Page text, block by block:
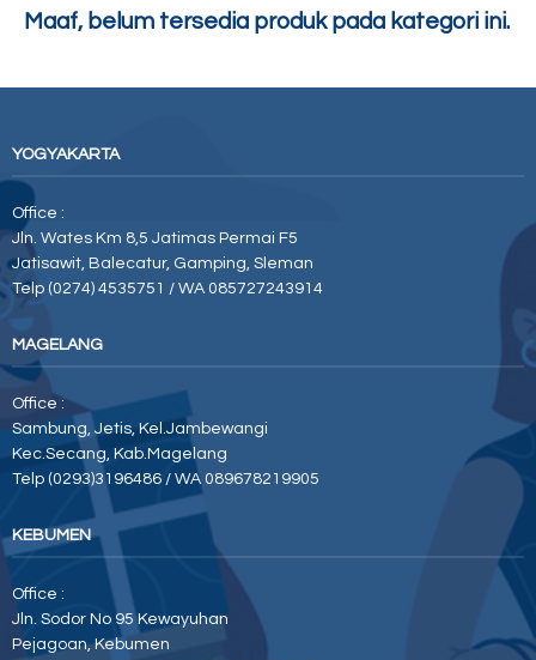
Maaf, belum tersedia produk pada kategori ini.
YOGYAKARTA
Office :
Jln. Wates Km 8,5 Jatimas Permai F5
Jatisawit, Balecatur, Gamping, Sleman
Telp (0274) 4535751 / WA 085727243914
MAGELANG
Office :
Sambung, Jetis, Kel.Jambewangi
Kec.Secang, Kab.Magelang
Telp (0293)3196486 / WA 089678219905
KEBUMEN
Office :
Jln. Sodor No 95 Kewayuhan
Pejagoan, Kebumen